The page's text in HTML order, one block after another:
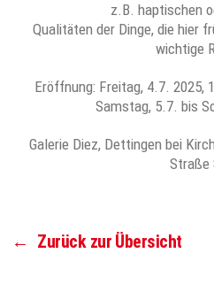
z.B. haptischen
Qualitäten der Dinge, die hier
wichtige
Eröffnung: Freitag, 4.7. 2025,
Samstag, 5.7. bis
Galerie Diez, Dettingen bei
Straße
← Zurück zur Übersicht